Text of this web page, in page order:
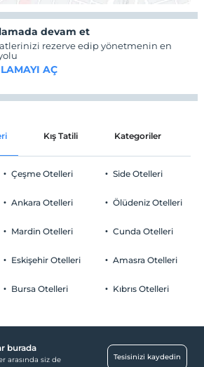
devam et
rezerve edip yönetmenin en
AÇ
Kış Tatili Kategoriler
Çeşme Otelleri
Ankara Otelleri
Mardin Otelleri
Eskişehir Otelleri
Bursa Otelleri
Side Otelleri
Ölüdeniz Otelleri
Cunda Otelleri
Amasra Otelleri
Kıbrıs Otelleri
burada
arasında siz de
Tesisinizi kaydedin